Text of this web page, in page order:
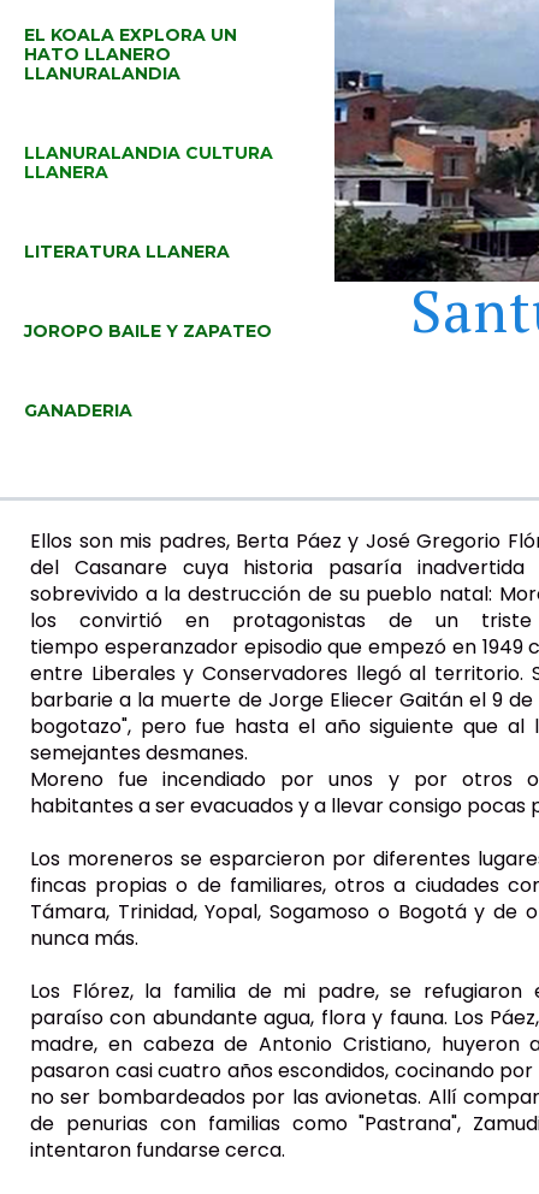
EL KOALA EXPLORA UN
HATO LLANERO
LLANURALANDIA
LLANURALANDIA CULTURA
LLANERA
LITERATURA LLANERA
JOROPO BAILE Y ZAPATEO
GANADERIA
Ellos son mis padres, Berta Páez y José Gregorio
del Casanare cuya historia pasaría
sobrevivido a la destrucción de su pueblo natal:
los convirtió en protagonistas de un
tiempo esperanzador episodio que empezó en 1949
entre Liberales y Conservadores llegó al territorio.
barbarie a la muerte de Jorge Eliecer Gaitán el 9 de
bogotazo", pero fue hasta el año siguiente que al
semejantes desmanes.
Moreno fue incendiado por unos y por otros
habitantes a ser evacuados y a llevar consigo pocas
Los moreneros se esparcieron por diferentes
fincas propias o de familiares, otros a ciudades
Támara, Trinidad, Yopal, Sogamoso o Bogotá y de
nunca más.
Los Flórez, la familia de mi padre, se refugiaron
paraíso con abundante agua, flora y fauna. Los
madre, en cabeza de Antonio Cristiano, huyeron
pasaron casi cuatro años escondidos, cocinando
no ser bombardeados por las avionetas. Allí
de penurias con familias como "Pastrana",
intentaron fundarse cerca.